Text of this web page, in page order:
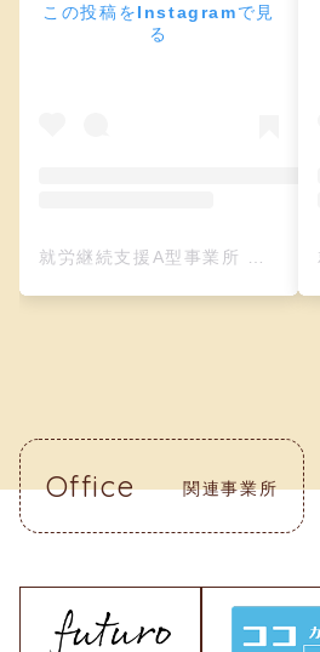
この投稿をInstagramで見
る
Office 関連事業所